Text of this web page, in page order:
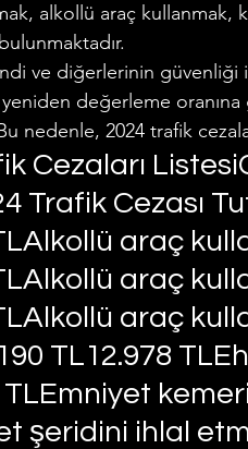
Hukuku
alkollü araç kullanmak,
ve diğerlerinin güvenliği
yeniden değerleme
nedenle, 2024 trafik
Cezaları
Trafik Cezası
araç
araç
araç
TL12.978
TLEmniyet
şeridini ihlal